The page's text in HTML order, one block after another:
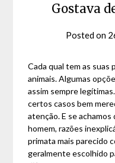
Gostava
Posted on
Cada qual tem as suas
animais. Algumas
assim sempre
certos casos bem
atenção. E se achamos
homem, razões
primata mais parecido
geralmente escolhido